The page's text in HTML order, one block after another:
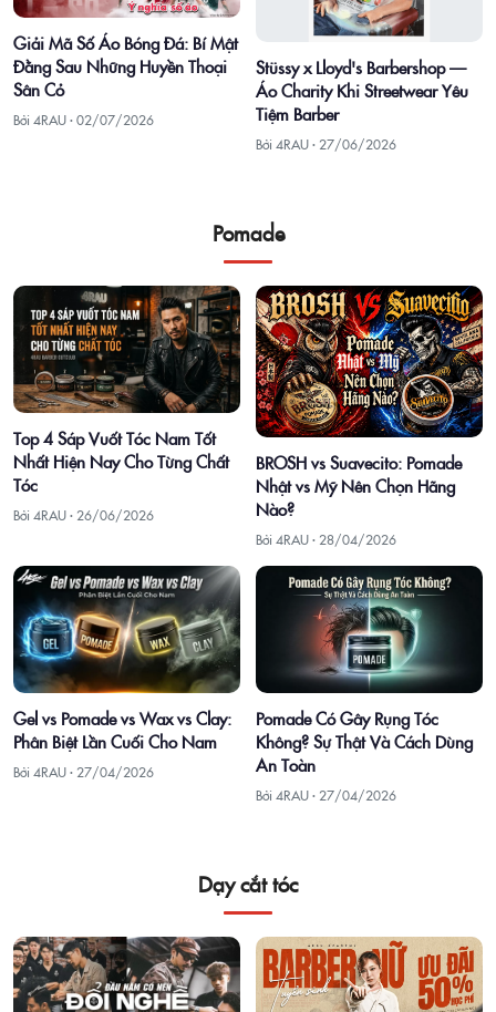
Giải Mã Số Áo Bóng Đá: Bí Mật
Đằng Sau Những Huyền Thoại
Sân Cỏ
Bởi 4RAU ·02/07/2026
Stüssy x Lloyd's Barbershop —
Áo Charity Khi Streetwear Yêu
Tiệm Barber
Bởi 4RAU · 27/06/2026
Pomade
Top 4 Sáp Vuốt Tóc Nam Tốt
Nhất Hiện Nay Cho Từng Chất
Tóc
Bởi 4RAU · 26/06/2026
BROSH vs Suavecito: Pomade
Nhật vs Mỹ Nên Chọn Hãng
Nào?
Bởi 4RAU · 28/04/2026
Gel vs Pomade vs Wax vs Clay:
Phân Biệt Lần Cuối Cho Nam
Bởi 4RAU · 27/04/2026
Pomade Có Gây Rụng Tóc
Không? Sự Thật Và Cách Dùng
An Toàn
Bởi 4RAU · 27/04/2026
Dạy cắt tóc